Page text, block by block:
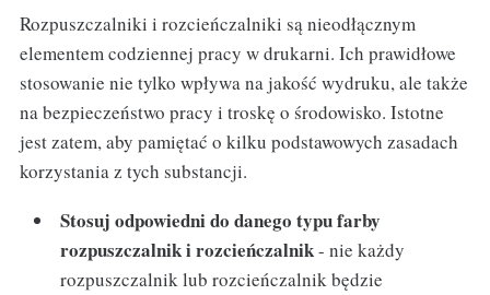
Rozpuszczalniki i rozcieńczalniki są nieodłącznym
elementem codziennej pracy w drukarni. Ich prawidłowe
stosowanie nie tylko wpływa na jakość wydruku, ale także
na bezpieczeństwo pracy i troskę o środowisko. Istotne
jest zatem, aby pamiętać o kilku podstawowych zasadach
korzystania z tych substancji.
Stosuj odpowiedni do danego typu farby
rozpuszczalnik i rozcieńczalnik- nie każdy
rozpuszczalnik lub rozcieńczalnik będzie